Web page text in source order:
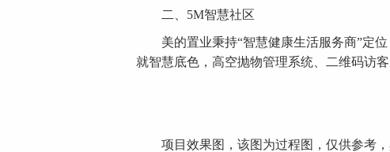
二、5M智慧社区
美的置业秉持“智慧健康生活服务商”定位
就智慧底色，高空抛物管理系统、二维码访
项目效果图，该图为过程图，仅供参考，